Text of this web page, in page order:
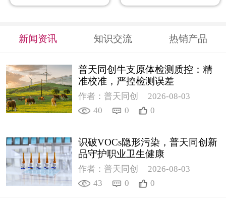
新闻资讯 知识交流 热销产品
普天同创牛支原体检测质控：精
准校准，严控检测误差
作者：普天同创
2026-08-03
40
0 0
识破VOCs隐形污染，普天同创新
品守护职业卫生健康
作者：普天同创
2026-08-03
43
0 0